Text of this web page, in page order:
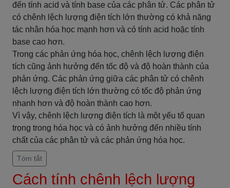
đến tính acid và tính base của các phân tử. Các phân tử
có chênh lệch lượng điện tích lớn thường có khả năng
tác nhân hóa học mạnh hơn và có tính acid hoặc tính
base cao hơn.
Trong các phản ứng hóa học, chênh lệch lượng điện
tích cũng ảnh hưởng đến tốc độ và độ hoàn thành của
phản ứng. Các phản ứng giữa các phân tử có chênh
lệch lượng điện tích lớn thường có tốc độ phản ứng
nhanh hơn và độ hoàn thành cao hơn.
Vì vậy, chênh lệch lượng điện tích là một yếu tố quan
trọng trong hóa học và có ảnh hưởng đến nhiều tính
chất của các phân tử và các phản ứng hóa học.
Tóm tắt
Cách tính chênh lệch lượng